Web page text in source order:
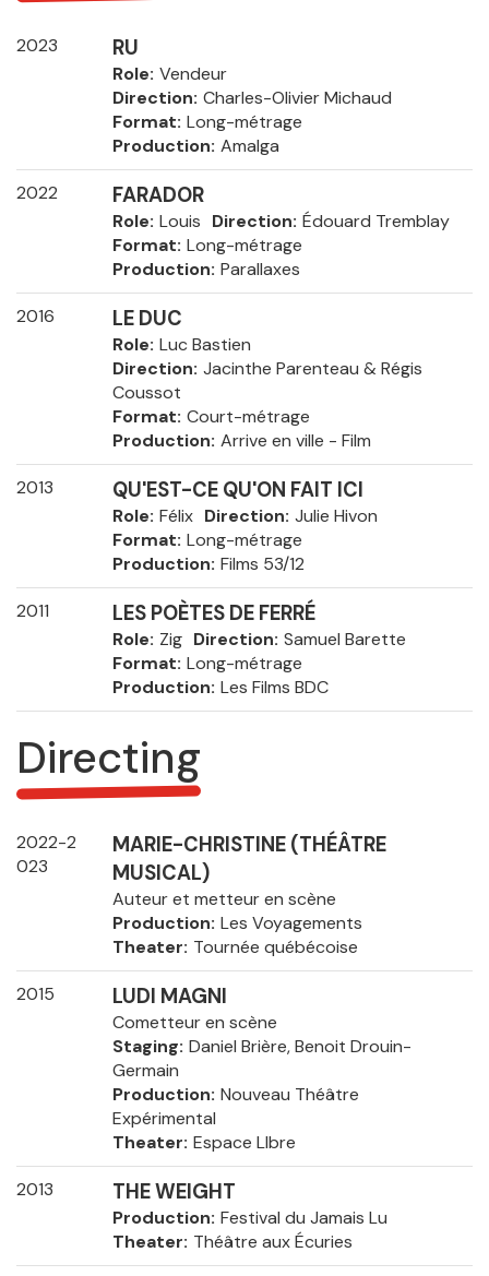
2023 RU
Role Vendeur
Direction Charles-Olivier Michaud
Format Long-métrage
Production Amalga
2022 FARADOR
Role Louis Direction Édouard Tremblay
Format Long-métrage
Production Parallaxes
2016 LE DUC
Role Luc Bastien
Direction Jacinthe Parenteau & Régis
Coussot
Format Court-métrage
Production Arrive en ville - Film
2013 QU'EST-CE QU'ON FAIT ICI
Role Félix Direction Julie Hivon
Format Long-métrage
Production Films 53/12
2011 LES POÈTES DE FERRÉ
Role Zig Direction Samuel Barette
Format Long-métrage
Production Les Films BDC
Directing
2022-2
023
MARIE-CHRISTINE (THÉÂTRE
MUSICAL)
Auteur et metteur en scène
Production Les Voyagements
Theater Tournée québécoise
2015 LUDI MAGNI
Cometteur en scène
Staging Daniel Brière, Benoit Drouin-
Germain
Production Nouveau Théâtre
Expérimental
Theater Espace LIbre
2013 THE WEIGHT
Production Festival du Jamais Lu
Theater Théâtre aux Écuries